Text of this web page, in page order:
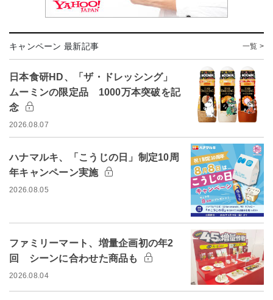
キャンペーン 最新記事 一覧 >
日本食研HD、「ザ・ドレッシング」
ムーミンの限定品 1000万本突破を記
念
2026.08.07
ハナマルキ、「こうじの日」制定10周
年キャンペーン実施
2026.08.05
ファミリーマート、増量企画初の年2
回 シーンに合わせた商品も
2026.08.04